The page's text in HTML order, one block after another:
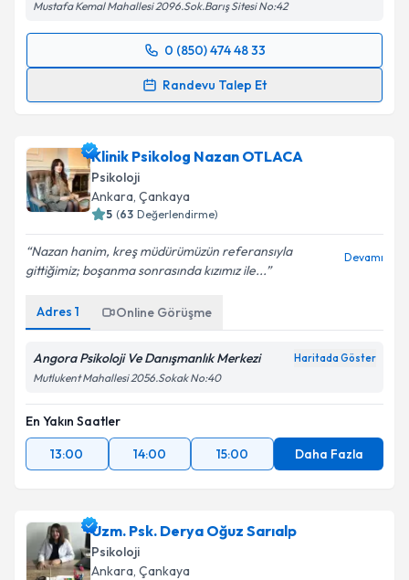
Mustafa Kemal Mahallesi 2096.Sok.Barış Sitesi No:42
0 (850) 474 48 33
Randevu Talep Et
Randevu Takvimi Talebi
için bir takvim hazırlandığında e-posta ile
bilgilendireceğiz.
E-posta Adresiniz
Metni'ni okudum ve kişisel verilerimin belirtilen
Klinik Psikolog Nazan OTLACA
Psikoloji
Ankara, Çankaya
5 (63 Değerlendirme)
Nazan hanim, kreş müdürümüzün referansıyla
gittiğimiz; boşanma sonrasında kızımız ile...
Devamı
Adres 1 Online Görüşme
Angora Psikoloji Ve Danışmanlık Merkezi Haritada Göster
Mutlukent Mahallesi 2056.Sokak No:40
En Yakın Saatler
13:00
14:00 15:00 Daha Fazla
Uzm. Psk. Derya Oğuz Sarıalp
Psikoloji
Ankara, Çankaya